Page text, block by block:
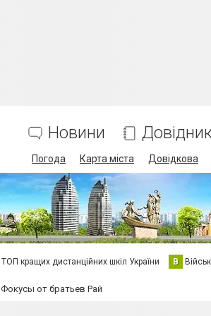
Новини
Погода Карта міста Довідкова
ТОП кращих дистанційних шкіл України В
Фокусы от братьев Рай